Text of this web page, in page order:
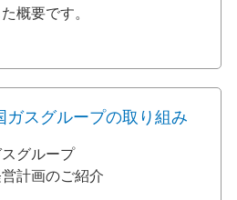
概要です。
ガスグループの取り組み
スグループ
計画のご紹介